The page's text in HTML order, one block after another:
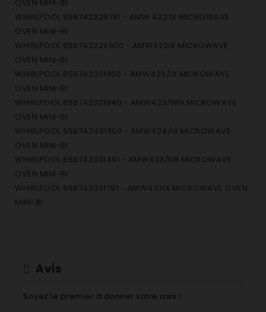
OVEN MINI-BI
WHIRLPOOL 858742229781 - AMW 422 IX MICROWAVE
OVEN MINI-BI
WHIRLPOOL 858742229900 - AMW422IX MICROWAVE
OVEN MINI-BI
WHIRLPOOL 858742301900 - AMW423/IX MICROWAVE
OVEN MINI-BI
WHIRLPOOL 858742301940 - AMW423/WH MICROWAVE
OVEN MINI-BI
WHIRLPOOL 858742401900 - AMW424/IX MICROWAVE
OVEN MINI-BI
WHIRLPOOL 858743301491 - AMW433/NB MICROWAVE
OVEN MINI-BI
WHIRLPOOL 858743301791 - AMW433IX MICROWAVE OVEN
MINI-BI
WHIRLPOOL 858743301794 - AMW 433 IX MICROWAVE
WHIRLPOOL 858743301900 - AMW433/IX MICROWAVE
Avis
Soyez le premier à donner votre avis !